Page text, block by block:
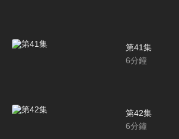
第41集
6分鐘
第42集
6分鐘